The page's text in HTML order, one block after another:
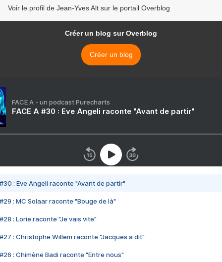
Voir le profil de Jean-Yves Alt sur le portail Overblog
Créer un blog sur Overblog
Créer un blog
FACE A - un podcast Purecharts
FACE A #30 : Eve Angeli raconte "Avant de partir"
#30 : Eve Angeli raconte "Avant de partir"
#29 : MC Solaar raconte "Bouge de là"
#28 : Lorie raconte "Je vais vite"
#27 : Christophe Willem raconte "Jacques a dit"
#26 : Chimène Badi raconte "Entre nous"